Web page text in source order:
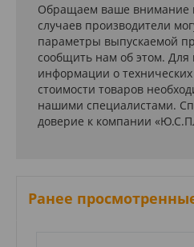
Обращаем ваше внимание
случаев производители
параметры выпускаемой
сообщить нам об этом. Для
информации о технических
стоимости товаров
нашими специалистами.
доверие к компании
Ранее